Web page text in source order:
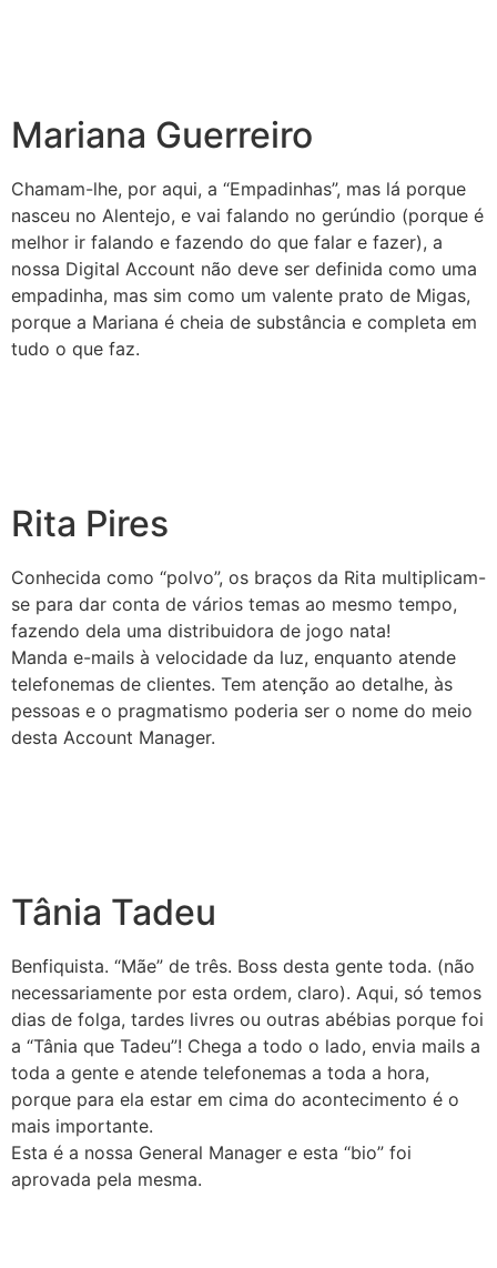
Mariana Guerreiro
Chamam-lhe, por aqui, a “Empadinhas”, mas lá porque
nasceu no Alentejo, e vai falando no gerúndio (porque é
melhor ir falando e fazendo do que falar e fazer), a
nossa Digital Account não deve ser definida como uma
empadinha, mas sim como um valente prato de Migas,
porque a Mariana é cheia de substância e completa em
tudo o que faz.
Rita Pires
Conhecida como “polvo”, os braços da Rita multiplicam-
se para dar conta de vários temas ao mesmo tempo,
fazendo dela uma distribuidora de jogo nata!
Manda e-mails à velocidade da luz, enquanto atende
telefonemas de clientes. Tem atenção ao detalhe, às
pessoas e o pragmatismo poderia ser o nome do meio
desta Account Manager.
Tânia Tadeu
Benfiquista. “Mãe” de três. Boss desta gente toda. (não
necessariamente por esta ordem, claro). Aqui, só temos
dias de folga, tardes livres ou outras abébias porque foi
a “Tânia que Tadeu”! Chega a todo o lado, envia mails a
toda a gente e atende telefonemas a toda a hora,
porque para ela estar em cima do acontecimento é o
mais importante.
Esta é a nossa General Manager e esta “bio” foi
aprovada pela mesma.